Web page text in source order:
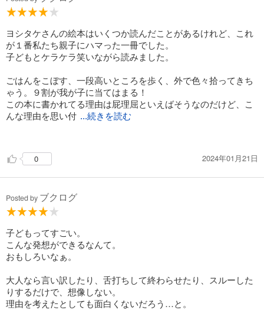
ヨシタケさんの絵本はいくつか読んだことがあるけれど、これ
が１番私たち親子にハマった一冊でした。
子どもとケラケラ笑いながら読みました。
ごはんをこぼす、一段高いところを歩く、外で色々拾ってきち
ゃう。９割が我が子に当てはまる！
この本に書かれてる理由は屁理屈といえばそうなのだけど、こ
んな理由を思い付 ...続きを読む
ちらも素晴らしいなと思います。
読みながら我が子に「あなたもそうなの？」と聞くと「ちがう
寝る前に、大切な家族と同じことで笑って１日が終わる幸福を
改めて教えてくれた一冊でした。
0 2024年01月21日
Posted by ブクログ
子どもってすごい。
こんな発想ができるなんて。
おもしろいなぁ。
大人なら言い訳したり、舌打ちして終わらせたり、スルーした
りするだけで、想像しない。
理由を考えたとしても面白くないだろう…と。